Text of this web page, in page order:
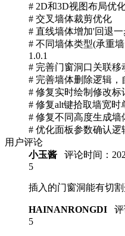
# 2D和3D视图布局优
# 交叉墙体裁剪优化
# 直线墙体增加'回退
# 不同墙体类型(承重
1.0.1
# 完善门窗洞口关联
# 完善墙体删除逻辑
# 修复实时绘制修改标
# 修复alt键拾取墙宽时
# 修复不同高度生成墙
# 优化面板参数确认逻
用户评论
小玉酱
评论时间：
5
插入的门窗洞能有切
HAINANRONGDI 评
5